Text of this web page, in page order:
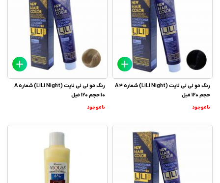
رنگ مو لی لی نایت (LiLi Night) شماره A 4
حجم 120 میل
ناموجود
رنگ مو لی لی نایت (LiLi Night) شماره A
10 حجم 120 میل
ناموجود